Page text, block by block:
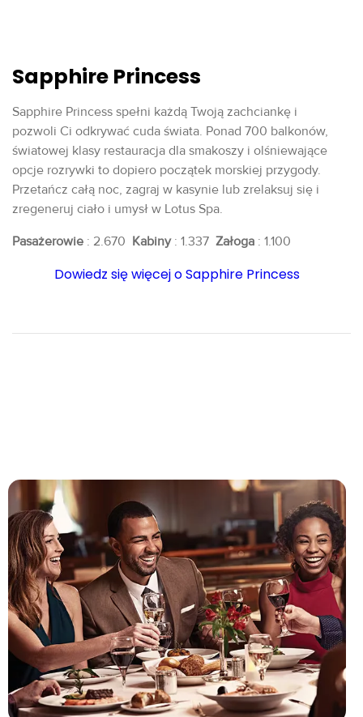
Sapphire Princess
Sapphire Princess spełni każdą Twoją zachciankę i
pozwoli Ci odkrywać cuda świata. Ponad 700 balkonów,
światowej klasy restauracja dla smakoszy i olśniewające
opcje rozrywki to dopiero początek morskiej przygody.
Przetańcz całą noc, zagraj w kasynie lub zrelaksuj się i
zregeneruj ciało i umysł w Lotus Spa.
Pasażerowie : 2.670 Kabiny: 1.337 Załoga : 1.100
Dowiedz się więcej o Sapphire Princess